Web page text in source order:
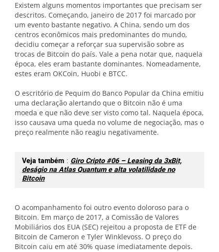
Existem alguns momentos importantes que precisam ser
descritos. Começando, janeiro de 2017 foi marcado por
um evento bastante negativo. A China, sendo um dos
centros econômicos mais predominantes do mundo,
decidiu começar a reforçar sua supervisão sobre as
trocas de Bitcoin do país. Vale a pena notar que, naquela
época, eles eram bastante dominantes. Nomeadamente,
estes eram OKCoin, Huobi e BTCC.
O escritório de Pequim do Banco Popular da China emitiu
uma declaração alertando que o Bitcoin não é uma
moeda e que não deve ser visto como tal. Naquela época,
isso causava uma queda no volume de negociação, mas o
preço realmente não reagiu negativamente.
Veja também : Giro Cripto #06 – Leasing da 3xBit,
deságio na Atlas Quantum e alta volatilidade no
Bitcoin
O acompanhamento foi outro evento doloroso para o
Bitcoin. Em março de 2017, a Comissão de Valores
Mobiliários dos EUA (SEC) rejeitou a proposta de ETF de
Bitcoin de Cameron e Tyler Winklevoss. O preço do
Bitcoin caiu em até 30% quase imediatamente depois.